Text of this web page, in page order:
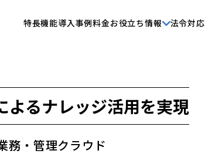
特長機能導入事例料金お役立ち情報 法令対応
よるナレッジ活用を実現
務・管理クラウド